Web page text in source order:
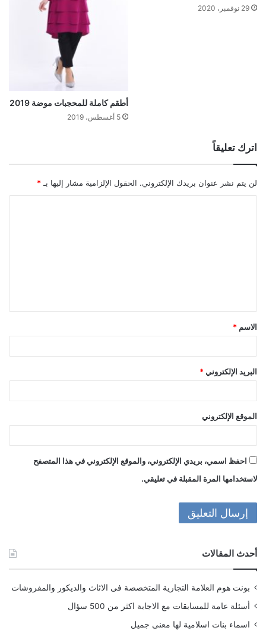
29 نوفمبر، 2020
أطقم كاملة للمحجبات موضة 2019
5 أغسطس، 2019
اترك تعليقاً
لن يتم نشر عنوان بريدك الإلكتروني. الحقول الإلزامية مشار إليها بـ *
ق
*
الاسم *
البريد الإلكتروني *
الموقع الإلكتروني
احفظ اسمي، بريدي الإلكتروني، والموقع الإلكتروني في هذا المتصفح
لاستخدامها المرة المقبلة في تعليقي.
أحدث المقالات
بونت هوم العلامة التجارية المتخصصة فى الاثاث والديكور والمفروشات
أسئلة عامة للمسابقات مع الاجابة اكثر من 500 سؤال
اسماء بنات اسلامية لها معنى جميل